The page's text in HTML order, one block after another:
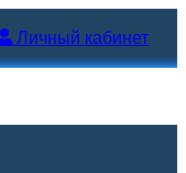
Личный кабинет